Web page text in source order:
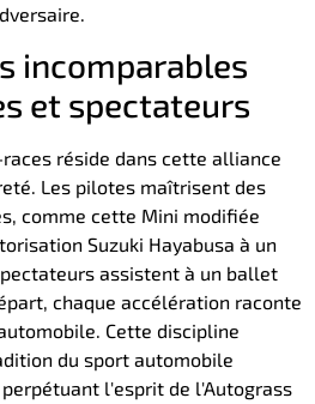
incomparables
et spectateurs
réside dans cette alliance
Les pilotes maîtrisent des
comme cette Mini modifiée
Suzuki Hayabusa à un
assistent à un ballet
chaque accélération raconte
Cette discipline
du sport automobile
l'esprit de l'Autograss